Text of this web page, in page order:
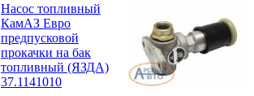
Насос топливный
КамАЗ Евро
предпусковой
прокачки на бак
топливный (ЯЗДА)
37.1141010